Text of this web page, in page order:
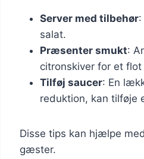
Server med tilbehør
salat.
Præsenter smukt:
citronskiver for et
Tilføj saucer: En
reduktion, kan tilføje
Disse tips kan hjælpe
gæster.